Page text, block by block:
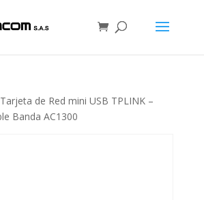
de Red mini USB TPLINK –
Banda AC1300